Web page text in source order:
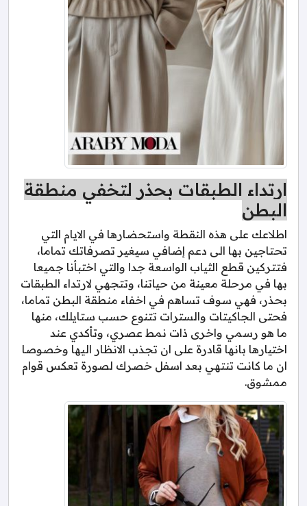
ارتداء الطبقات بحذر لتخفي منطقة
البطن
اطلاعك على هذه النقطة واستحضارها في الايام التي
تحتاجين بها الى دعم إضافي سيغير تصرفاتك تماما،
فتتركين قطع الثياب الواسعة جدا والتي اختبأنا جميعا
بها في مرحلة معينة من حياتنا، وتتجهي لارتداء الطبقات
بحذر، فهي سوف تساهم في اخفاء منطقة البطن تماما،
فحتى الجاكيتات والسترات تتنوع حسب ستايلك، منها
ما هو رسمي واخرى ذات نمط عصري، وتأكدي عند
اختيارها بانها قادرة على ان تجذب الانظار اليها وخصوصا
ان ما كانت تنتهي بعد اسفل خصرك لصورة تعكس قوام
ممشوق.